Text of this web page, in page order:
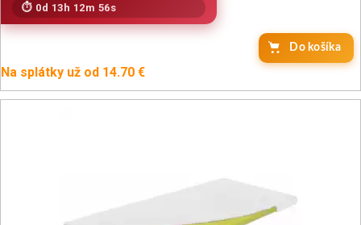
0d 13h 12m 54s
Do košíka
Na splátky už od 14.70 €